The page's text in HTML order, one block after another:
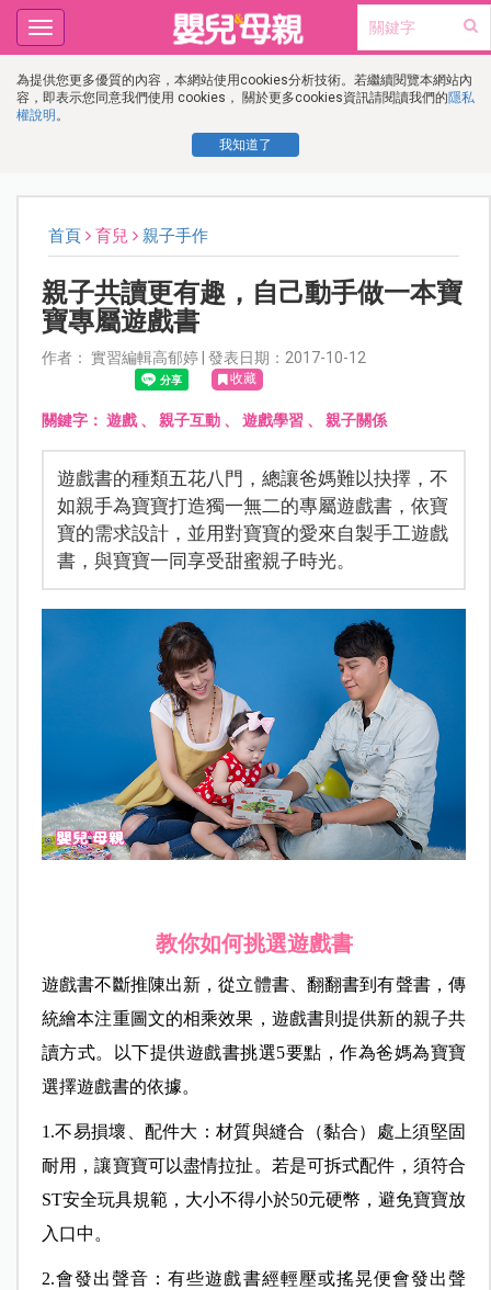
為提供您更多優質的內容，本網站使用cookies分析技術。若繼續閱覽本網站內
容，即表示您同意我們使用 cookies， 關於更多cookies資訊請閱讀我們的隱私
權說明 。
我知道了
Toggle
navigation
首頁 育兒 親子手作
親子共讀更有趣，自己動手做一本寶
寶專屬遊戲書
作者： 實習編輯高郁婷 | 發表日期：2017-10-12
收藏
關鍵字： 遊戲、 親子互動、 遊戲學習 、 親子關係
遊戲書的種類五花八門，總讓爸媽難以抉擇，不
如親手為寶寶打造獨一無二的專屬遊戲書，依寶
寶的需求設計，並用對寶寶的愛來自製手工遊戲
書，與寶寶一同享受甜蜜親子時光。
教你如何挑選遊戲書
遊戲書不斷推陳出新，從立體書、翻翻書到有聲書，傳
統繪本注重圖文的相乘效果，遊戲書則提供新的親子共
讀方式。以下提供遊戲書挑選5要點，作為爸媽為寶寶
選擇遊戲書的依據。
1.不易損壞、配件大：材質與縫合（黏合）處上須堅固
耐用，讓寶寶可以盡情拉扯。若是可拆式配件，須符合
ST安全玩具規範，大小不得小於50元硬幣，避免寶寶放
入口中。
2.會發出聲音：有些遊戲書經輕壓或搖晃便會發出聲